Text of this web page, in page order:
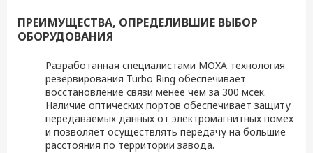
ПРЕИМУЩЕСТВА, ОПРЕДЕЛИВШИЕ ВЫБОР
ОБОРУДОВАНИЯ
Разработанная специалистами MOXA технология
резервирования Turbo Ring обеспечивает
восстановление связи менее чем за 300 мсек.
Наличие оптических портов обеспечивает защиту
передаваемых данных от электромагнитных помех
и позволяет осуществлять передачу на большие
расстояния по территории завода.